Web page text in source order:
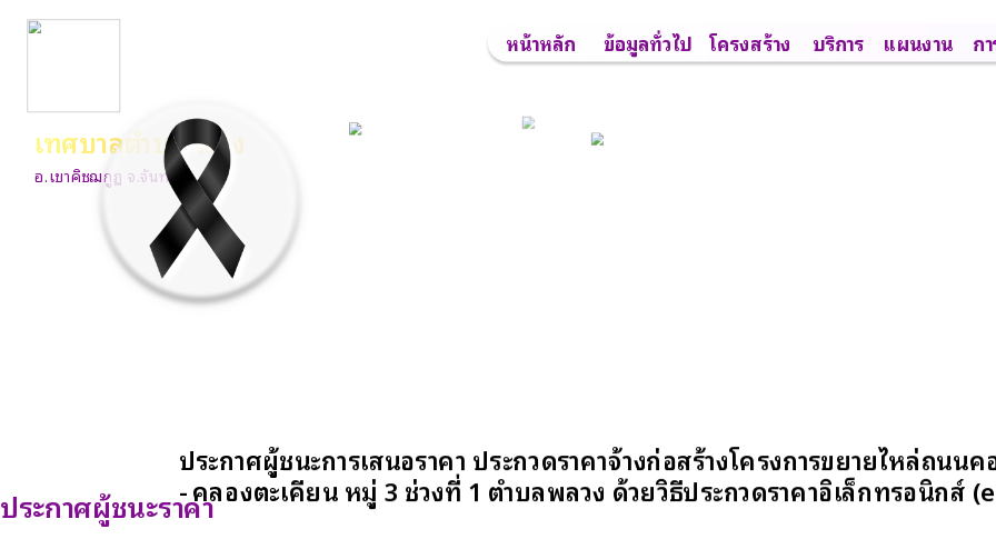
เทศบาลตำบลพลวง
อ.เขาคิชฌกูฏ จ.จันทบุรี
หน้าหลัก ข้อมูลทั่วไป โครงสร้าง บริการ แผนงาน ก
ประกาศผู้ชนะราคา
ประกาศผู้ชนะการเสนอราคา ประกวดราคาจ้างก่อสร้างโครงการขยายไหล่ถน
- คลองตะเคียน หมู่ 3 ช่วงที่ 1 ตำบลพลวง ด้วยวิธีประกวดราคาอิเล็กทรอนิกส์